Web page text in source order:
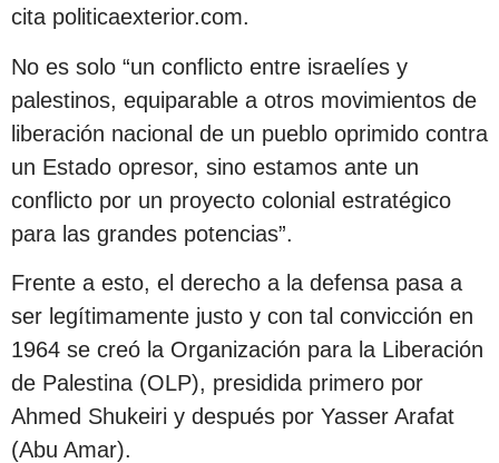
cita politicaexterior.com.
No es solo “un conflicto entre israelíes y
palestinos, equiparable a otros movimientos de
liberación nacional de un pueblo oprimido contra
un Estado opresor, sino estamos ante un
conflicto por un proyecto colonial estratégico
para las grandes potencias”.
Frente a esto, el derecho a la defensa pasa a
ser legítimamente justo y con tal convicción en
1964 se creó la Organización para la Liberación
de Palestina (OLP), presidida primero por
Ahmed Shukeiri y después por Yasser Arafat
(Abu Amar).